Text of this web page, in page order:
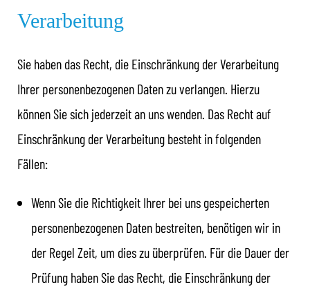
Verarbeitung
Sie haben das Recht, die Einschränkung der Verarbeitung
Ihrer personenbezogenen Daten zu verlangen. Hierzu
können Sie sich jederzeit an uns wenden. Das Recht auf
Einschränkung der Verarbeitung besteht in folgenden
Fällen:
Wenn Sie die Richtigkeit Ihrer bei uns gespeicherten
personenbezogenen Daten bestreiten, benötigen wir in
der Regel Zeit, um dies zu überprüfen. Für die Dauer der
Prüfung haben Sie das Recht, die Einschränkung der